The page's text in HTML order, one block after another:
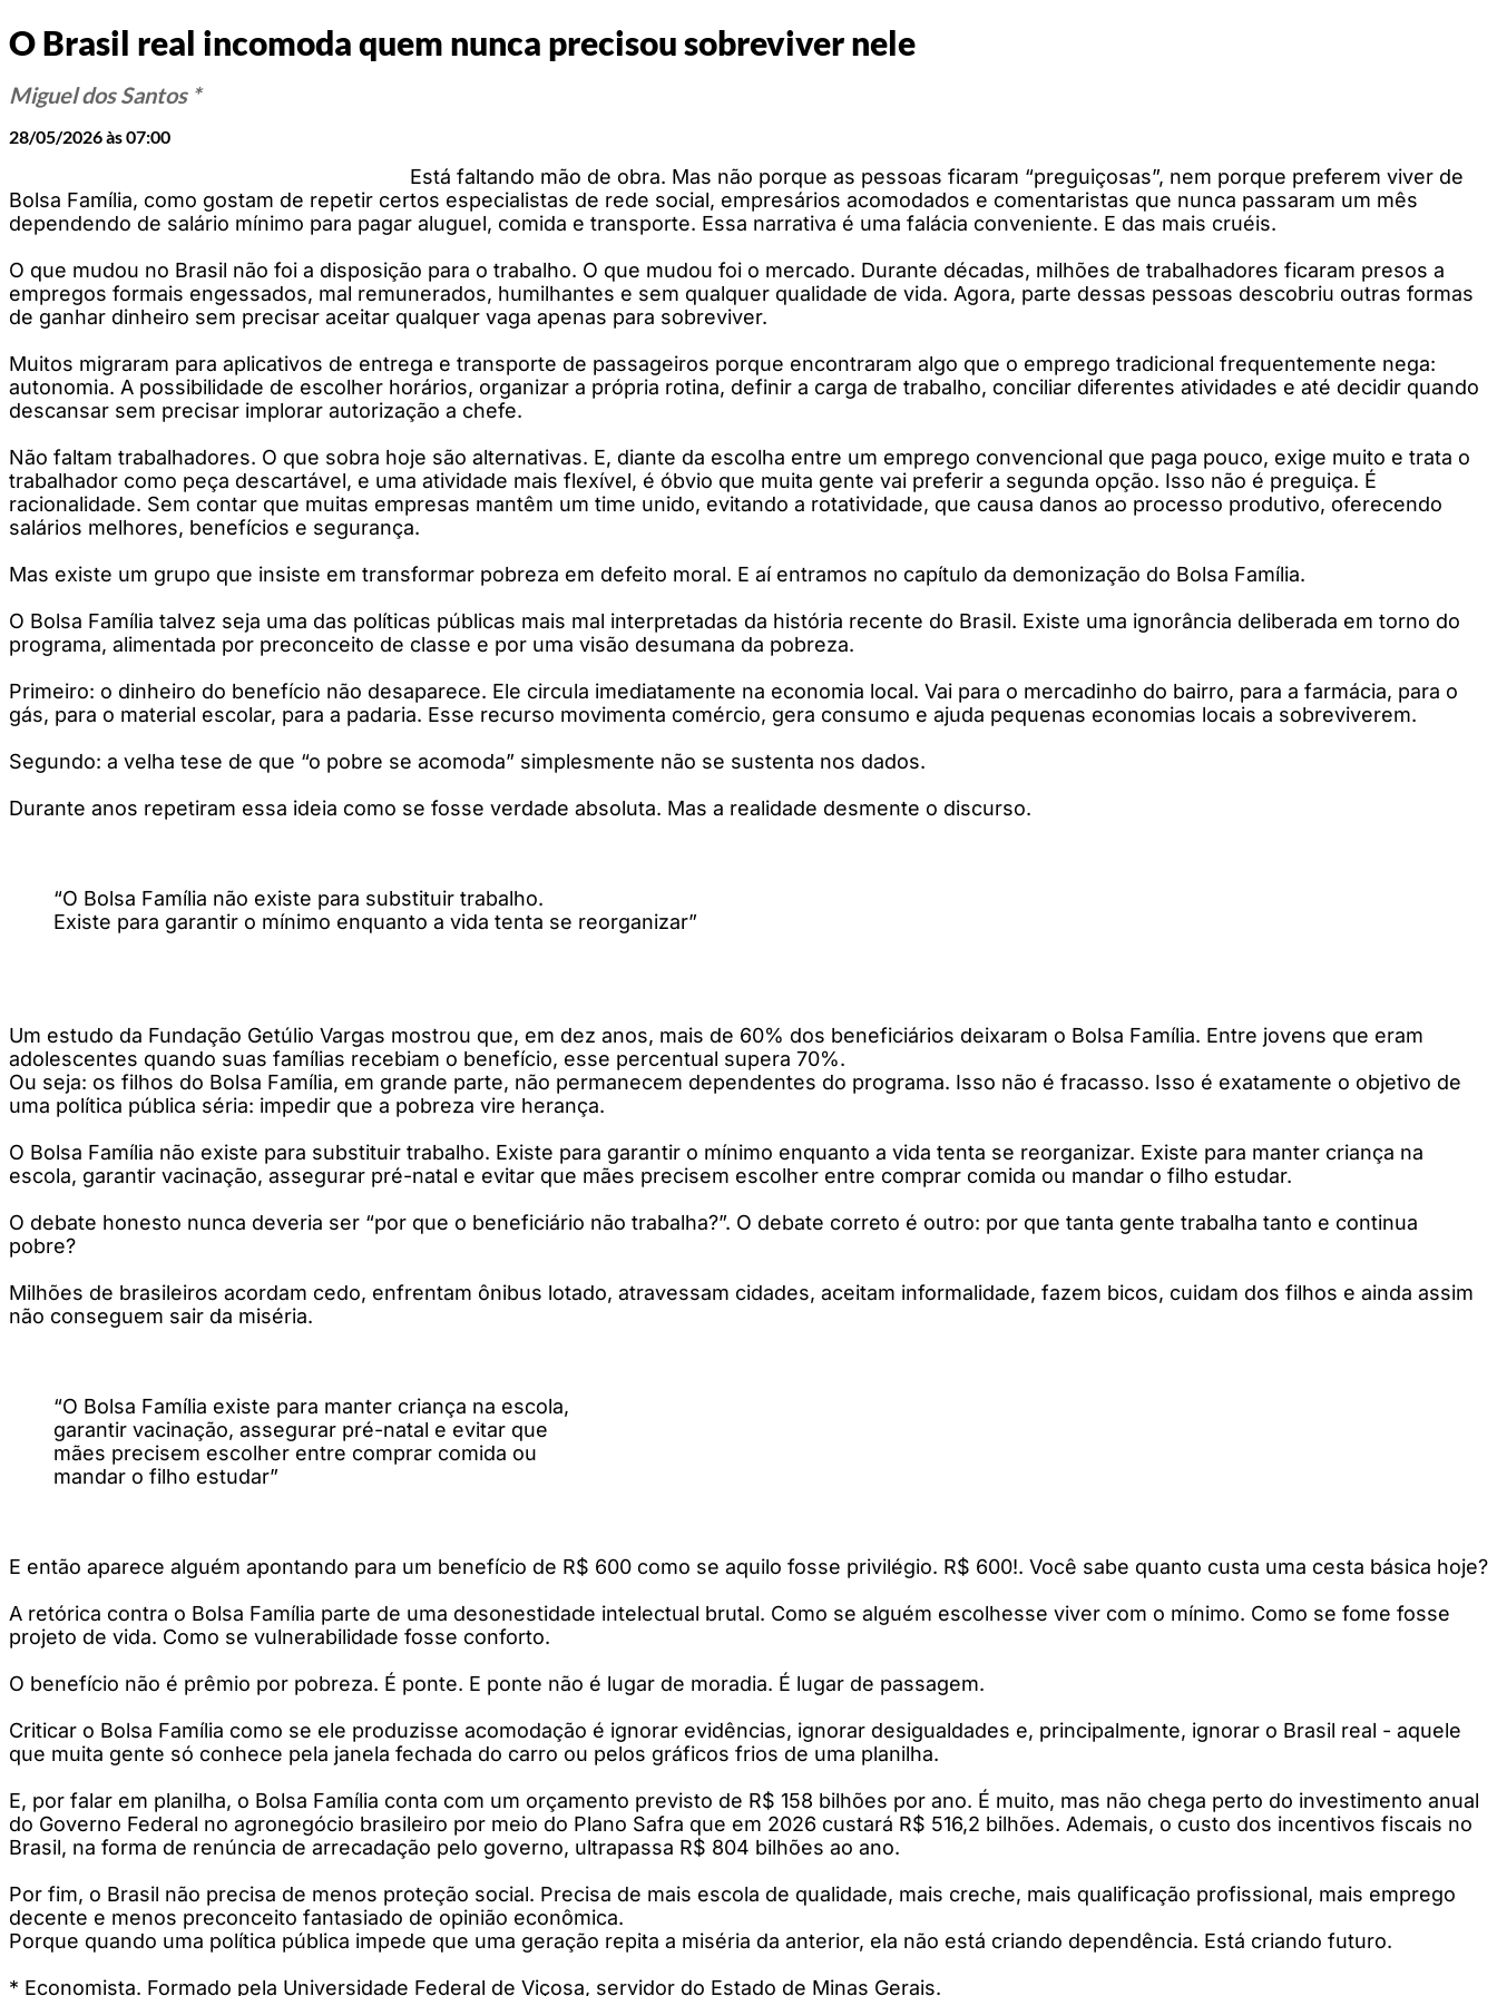
O Brasil real incomoda quem nunca precisou sobreviver nele
Miguel dos Santos *
28/05/2026 às 07:00
Está faltando mão de obra. Mas não porque as pessoas ficaram “preguiçosas”, nem porque preferem viver de
Bolsa Família, como gostam de repetir certos especialistas de rede social, empresários acomodados e comentaristas que nunca passaram um mês
dependendo de salário mínimo para pagar aluguel, comida e transporte. Essa narrativa é uma falácia conveniente. E das mais cruéis.
O que mudou no Brasil não foi a disposição para o trabalho. O que mudou foi o mercado. Durante décadas, milhões de trabalhadores ficaram presos a
empregos formais engessados, mal remunerados, humilhantes e sem qualquer qualidade de vida. Agora, parte dessas pessoas descobriu outras formas
de ganhar dinheiro sem precisar aceitar qualquer vaga apenas para sobreviver.
Muitos migraram para aplicativos de entrega e transporte de passageiros porque encontraram algo que o emprego tradicional frequentemente nega:
autonomia. A possibilidade de escolher horários, organizar a própria rotina, definir a carga de trabalho, conciliar diferentes atividades e até decidir quando
descansar sem precisar implorar autorização a chefe.
Não faltam trabalhadores. O que sobra hoje são alternativas. E, diante da escolha entre um emprego convencional que paga pouco, exige muito e trata o
trabalhador como peça descartável, e uma atividade mais flexível, é óbvio que muita gente vai preferir a segunda opção. Isso não é preguiça. É
racionalidade. Sem contar que muitas empresas mantêm um time unido, evitando a rotatividade, que causa danos ao processo produtivo, oferecendo
salários melhores, benefícios e segurança.
Mas existe um grupo que insiste em transformar pobreza em defeito moral. E aí entramos no capítulo da demonização do Bolsa Família.
O Bolsa Família talvez seja uma das políticas públicas mais mal interpretadas da história recente do Brasil. Existe uma ignorância deliberada em torno do
programa, alimentada por preconceito de classe e por uma visão desumana da pobreza.
Primeiro: o dinheiro do benefício não desaparece. Ele circula imediatamente na economia local. Vai para o mercadinho do bairro, para a farmácia, para o
gás, para o material escolar, para a padaria. Esse recurso movimenta comércio, gera consumo e ajuda pequenas economias locais a sobreviverem.
Segundo: a velha tese de que “o pobre se acomoda” simplesmente não se sustenta nos dados.
Durante anos repetiram essa ideia como se fosse verdade absoluta. Mas a realidade desmente o discurso.
“O Bolsa Família não existe para substituir trabalho.
Existe para garantir o mínimo enquanto a vida tenta se reorganizar”
Um estudo da Fundação Getúlio Vargas mostrou que, em dez anos, mais de 60% dos beneficiários deixaram o Bolsa Família. Entre jovens que eram
adolescentes quando suas famílias recebiam o benefício, esse percentual supera 70%.
Ou seja: os filhos do Bolsa Família, em grande parte, não permanecem dependentes do programa. Isso não é fracasso. Isso é exatamente o objetivo de
uma política pública séria: impedir que a pobreza vire herança.
O Bolsa Família não existe para substituir trabalho. Existe para garantir o mínimo enquanto a vida tenta se reorganizar. Existe para manter criança na
escola, garantir vacinação, assegurar pré-natal e evitar que mães precisem escolher entre comprar comida ou mandar o filho estudar.
O debate honesto nunca deveria ser “por que o beneficiário não trabalha?”. O debate correto é outro: por que tanta gente trabalha tanto e continua
pobre?
Milhões de brasileiros acordam cedo, enfrentam ônibus lotado, atravessam cidades, aceitam informalidade, fazem bicos, cuidam dos filhos e ainda assim
não conseguem sair da miséria.
“O Bolsa Família existe para manter criança na escola,
garantir vacinação, assegurar pré-natal e evitar que
mães precisem escolher entre comprar comida ou
mandar o filho estudar”
E então aparece alguém apontando para um benefício de R$ 600 como se aquilo fosse privilégio. R$ 600!. Você sabe quanto custa uma cesta básica hoje?
A retórica contra o Bolsa Família parte de uma desonestidade intelectual brutal. Como se alguém escolhesse viver com o mínimo. Como se fome fosse
projeto de vida. Como se vulnerabilidade fosse conforto.
O benefício não é prêmio por pobreza. É ponte. E ponte não é lugar de moradia. É lugar de passagem.
Criticar o Bolsa Família como se ele produzisse acomodação é ignorar evidências, ignorar desigualdades e, principalmente, ignorar o Brasil real - aquele
que muita gente só conhece pela janela fechada do carro ou pelos gráficos frios de uma planilha.
E, por falar em planilha, o Bolsa Família conta com um orçamento previsto de R$ 158 bilhões por ano. É muito, mas não chega perto do investimento anual
do Governo Federal no agronegócio brasileiro por meio do Plano Safra que em 2026 custará R$ 516,2 bilhões. Ademais, o custo dos incentivos fiscais no
Brasil, na forma de renúncia de arrecadação pelo governo, ultrapassa R$ 804 bilhões ao ano.
Por fim, o Brasil não precisa de menos proteção social. Precisa de mais escola de qualidade, mais creche, mais qualificação profissional, mais emprego
decente e menos preconceito fantasiado de opinião econômica.
Porque quando uma política pública impede que uma geração repita a miséria da anterior, ela não está criando dependência. Está criando futuro.
* Economista. Formado pela Universidade Federal de Viçosa, servidor do Estado de Minas Gerais.